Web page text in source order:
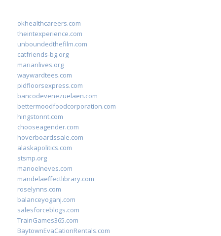
okhealthcareers.com
theintexperience.com
unboundedthefilm.com
catfriends-bg.org
marianlives.org
waywardtees.com
pidfloorsexpress.com
bancodevenezuelaen.com
bettermoodfoodcorporation.com
hingstonnt.com
chooseagender.com
hoverboardssale.com
alaskapolitics.com
stsmp.org
manoelneves.com
mandelaeffectlibrary.com
roselynns.com
balanceyoganj.com
salesforceblogs.com
TrainGames365.com
BaytownEvaCationRentals.com